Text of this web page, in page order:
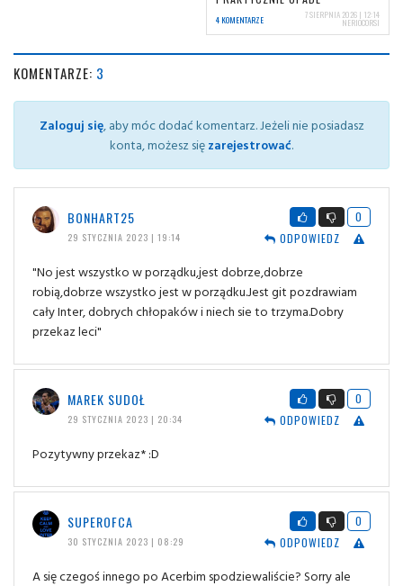
4 KOMENTARZE 7 SIERPNIA 2026 | 12:14
NERIOCORSI
KOMENTARZE: 3
Zaloguj się, aby móc dodać komentarz. Jeżeli nie posiadasz
konta, możesz sięzarejestrować.
BONHART25
29 STYCZNIA 2023 | 19:14
0
ODPOWIEDZ
"No jest wszystko w porządku,jest dobrze,dobrze
robią,dobrze wszystko jest w porządku.Jest git pozdrawiam
cały Inter, dobrych chłopaków i niech sie to trzyma.Dobry
przekaz leci"
MAREK SUDOŁ
29 STYCZNIA 2023 | 20:34
0
ODPOWIEDZ
Pozytywny przekaz* :D
SUPEROFCA
30 STYCZNIA 2023 | 08:29
0
ODPOWIEDZ
A się czegoś innego po Acerbim spodziewaliście? Sorry ale